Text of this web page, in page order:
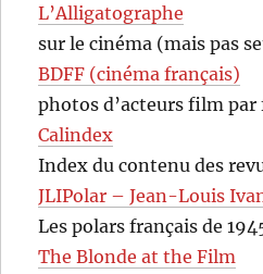
L’Alligatographe
sur le cinéma (mais pas
BDFF (cinéma français)
photos d’acteurs film
Calindex
Index du contenu des
JLIPolar – Jean-Louis
Les polars français de
The Blonde at the Film